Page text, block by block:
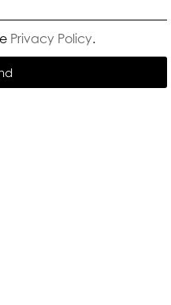
Privacy Policy.